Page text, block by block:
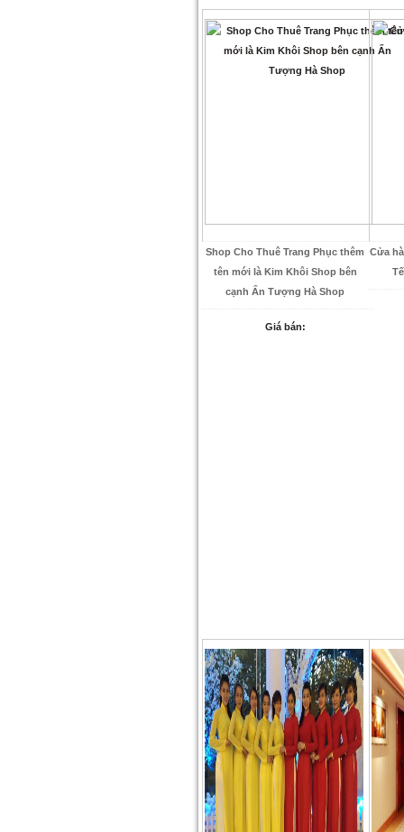
Shop Cho Thuê Trang Phục thêm
tên mới là Kim Khôi Shop bên
cạnh Ấn Tượng Hà Shop
Giá bán:
Cửa